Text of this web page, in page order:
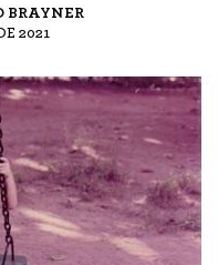
BRAYNER
2021